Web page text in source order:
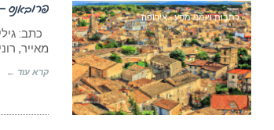
כתבות ויומני מסע - אירופה
פרובאנס
מאייר,
קרא עוד ←